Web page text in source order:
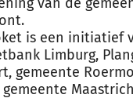
is een initiatief
Limburg,
gemeente